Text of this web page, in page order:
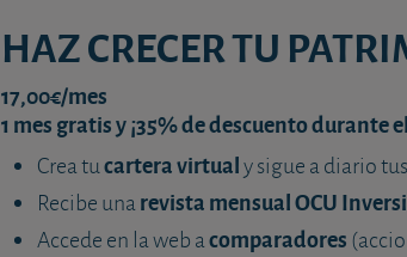
HAZ CRECER TU
17,00€/mes
1 mes gratis y ¡35% de descuento durante
Crea tucartera virtualy sigue a diario
Recibe unarevista mensual OCU
Accede en la web acomparadores